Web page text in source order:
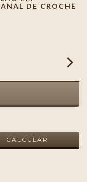
DE CROCHÊ
CALCULAR